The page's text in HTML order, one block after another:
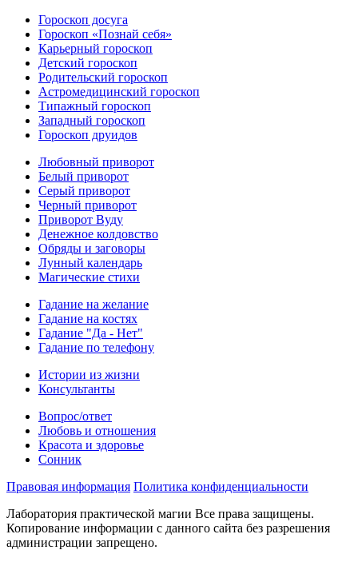
Гороскоп досуга
Гороскоп «Познай себя»
Карьерный гороскоп
Детский гороскоп
Родительский гороскоп
Астромедицинский гороскоп
Типажный гороскоп
Западный гороскоп
Гороскоп друидов
Любовный приворот
Белый приворот
Серый приворот
Черный приворот
Приворот Вуду
Денежное колдовство
Обряды и заговоры
Лунный календарь
Магические стихи
Гадание на желание
Гадание на костях
Гадание "Да - Нет"
Гадание по телефону
Истории из жизни
Консультанты
Вопрос/ответ
Любовь и отношения
Красота и здоровье
Сонник
Правовая информация Политика конфиденциальности
Лаборатория практической магии Все права защищены.
Копирование информации с данного сайта без разрешения
администрации запрещено.